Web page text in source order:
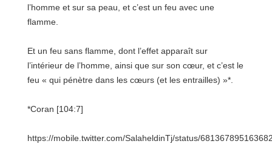
l’homme et sur sa peau, et c’est un feu avec une
flamme.
Et un feu sans flamme, dont l’effet apparaît sur
l’intérieur de l’homme, ainsi que sur son cœur, et c’est le
feu « qui pénètre dans les cœurs (et les entrailles) »*.
*Coran [104:7]
https://mobile.twitter.com/SalaheldinTj/status/